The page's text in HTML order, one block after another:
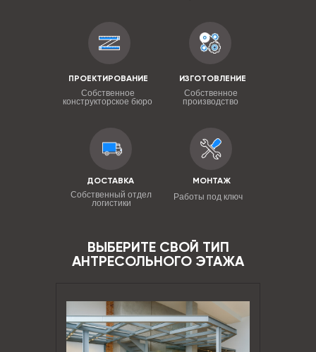
ПРОЕКТИРОВАНИЕ
Собственное
конструкторское бюро
ИЗГОТОВЛЕНИЕ
Собственное
производство
ДОСТАВКА
Собственный отдел
логистики
МОНТАЖ
Работы под ключ
ВЫБЕРИТЕ СВОЙ ТИП
АНТРЕСОЛЬНОГО ЭТАЖА